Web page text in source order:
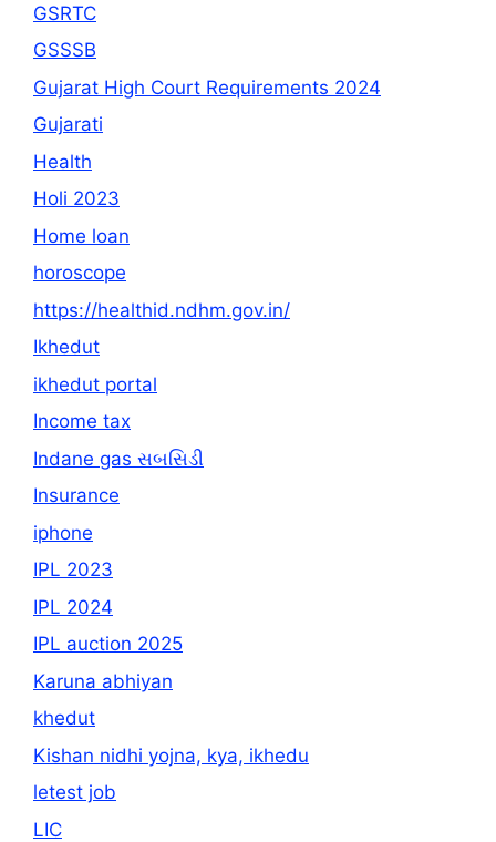
GSRTC
GSSSB
Gujarat High Court Requirements 2024
Gujarati
Health
Holi 2023
Home loan
horoscope
https://healthid.ndhm.gov.in/
Ikhedut
ikhedut portal
Income tax
Indane gas સબસિડી
Insurance
iphone
IPL 2023
IPL 2024
IPL auction 2025
Karuna abhiyan
khedut
Kishan nidhi yojna, kya, ikhedu
letest job
LIC